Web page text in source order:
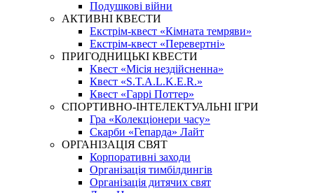
Подушкові війни
АКТИВНІ КВЕСТИ
Екстрім-квест «Кімната темряви»
Екстрім-квест «Перевертні»
ПРИГОДНИЦЬКІ КВЕСТИ
Квест «Місія нездійсненна»
Квест «S.T.A.L.K.E.R.»
Квест «Гаррі Поттер»
СПОРТИВНО-ІНТЕЛЕКТУАЛЬНІ ІГРИ
Гра «Колекціонери часу»
Скарби «Гепарда» Лайт
ОРГАНІЗАЦІЯ СВЯТ
Корпоративні заходи
Організація тимбілдингів
Організація дитячих свят